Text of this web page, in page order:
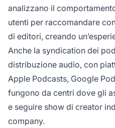
analizzano il
utenti per raccomandare
di editori, creando
Anche la syndication dei
distribuzione audio, con
Apple Podcasts, Google
fungono da centri dove gli
e seguire show di creator
company.